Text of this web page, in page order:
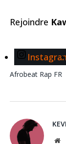
Rejoindre
Afrobeat Rap FR